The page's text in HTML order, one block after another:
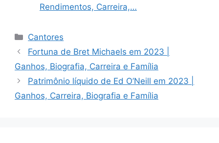
Rendimentos, Carreira,…
Categories
Cantores
Fortuna de Bret Michaels em 2023 |
Ganhos, Biografia, Carreira e Família
Patrimônio líquido de Ed O’Neill em 2023 |
Ganhos, Carreira, Biografia e Família